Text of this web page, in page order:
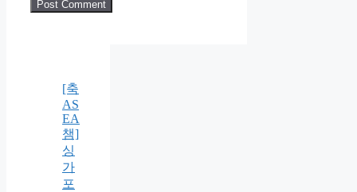
[축
AS
EA
챔]
싱
가
포